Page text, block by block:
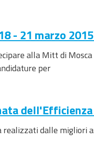
- 21 marzo
alla Mitt di
per
dalle migliori